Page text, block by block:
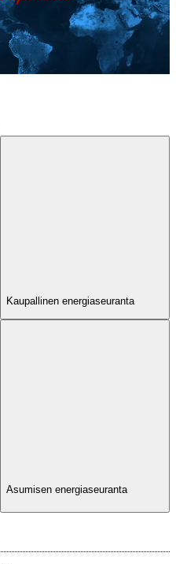
Kaupallinen energiaseuranta
Asumisen energiaseuranta